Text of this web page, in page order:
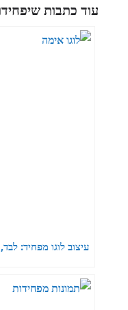
עוד כתבות
עיצוב לוגו מפחיד: